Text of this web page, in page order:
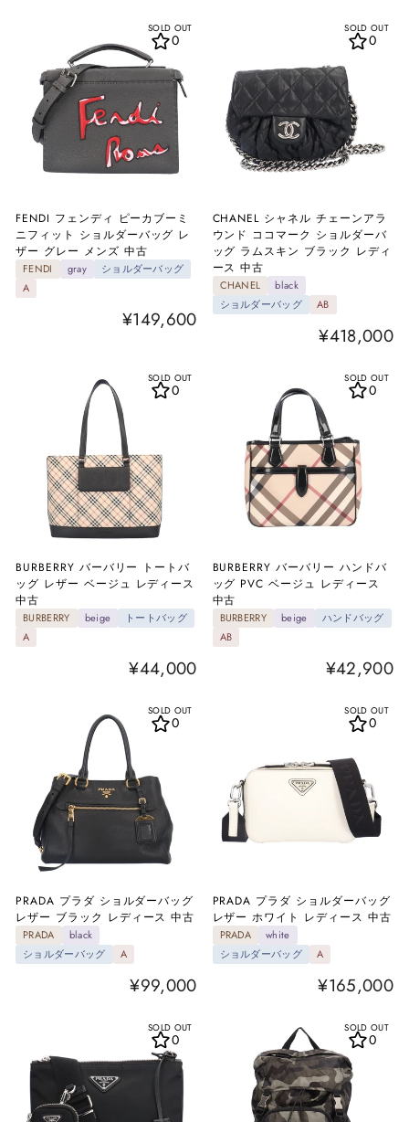
SOLD OUT
FENDI フェンディ ピーカブーミ
ニフィット ショルダーバッグ レ
ザー グレー メンズ 中古
FENDI gray
ショルダーバッグ
A
¥149,600
0
SOLD OUT
CHANEL シャネル チェーンアラ
ウンド ココマーク ショルダーバ
ッグ ラムスキン ブラック レディ
ース 中古
CHANEL
black
ショルダーバッグ
AB
¥418,000
0
SOLD OUT
BURBERRY バーバリー トートバ
ッグ レザー ベージュ レディース
中古
BURBERRY beige
トートバッグ
A
¥44,000
0
SOLD OUT
BURBERRY バーバリー ハンドバ
ッグ PVC ベージュ レディース
中古
BURBERRY beige
ハンドバッグ
AB
¥42,900
0
SOLD OUT
PRADA プラダ ショルダーバッグ
レザー ブラック レディース 中古
PRADA
black
ショルダーバッグ
A
¥99,000
0
SOLD OUT
PRADA プラダ ショルダーバッグ
レザー ホワイト レディース 中古
PRADA
white
ショルダーバッグ
A
¥165,000
0
SOLD OUT
0
SOLD OUT
0